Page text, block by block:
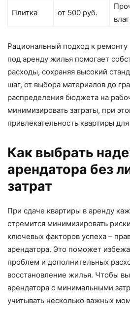
Плитка от 500 руб.
Рациональный подход к ремонту
под аренду жилья помогает
расходы, сохраняя высокий
шаг, от выбора материалов до
распределения бюджета на
минимизировать затраты, при
привлекательность квартиры
Как выбрать
арендатора без
затрат
При сдаче квартиры в аренду
стремится минимизировать
ключевых факторов успеха –
арендатора. Это поможет
проблем и дополнительных
восстановление жилья. Чтобы
арендатора с минимальными
учитывать несколько важных